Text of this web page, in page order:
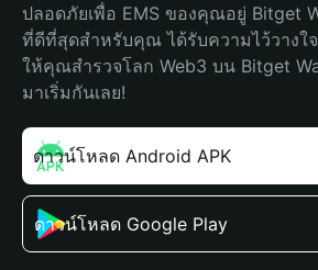
ปลอดภัยเพื่อ EMS ของคุณอยู่ Bitget
ที่ดีที่สุดสำหรับคุณ ได้รับความไว้วางใ
ให้คุณสำรวจโลก Web3 บน Bitget
มาเริ่มกันเลย!
ดาวน์โหลด Android APK
ดาวน์โหลด Google Play